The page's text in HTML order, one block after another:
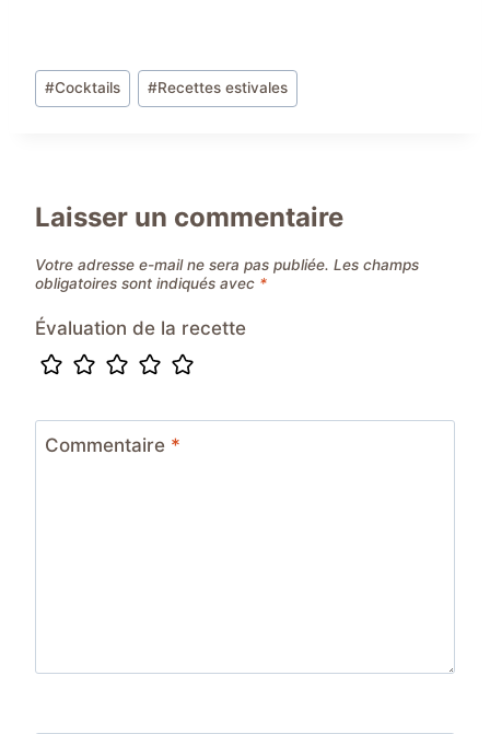
Étiquettes
de
#Cocktails #Recettes estivales
Laisser un commentaire
Votre adresse e-mail ne sera pas publiée. Les champs
obligatoires sont indiqués avec *
Évaluation de la recette
Commentaire *